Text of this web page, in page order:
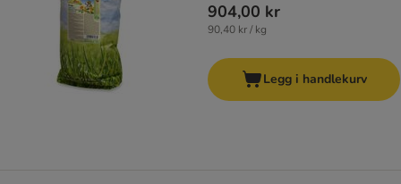
904,00 kr
90,40 kr / kg
Legg i handlekurv